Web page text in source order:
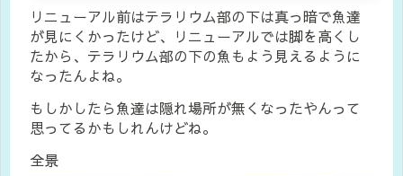
リニューアル前はテラリウム部の下は真っ暗で魚達
が見にくかったけど、リニューアルでは脚を高くし
たから、テラリウム部の下の魚もよう見えるように
なったんよね。
もしかしたら魚達は隠れ場所が無くなったやんって
思ってるかもしれんけどね。
全景